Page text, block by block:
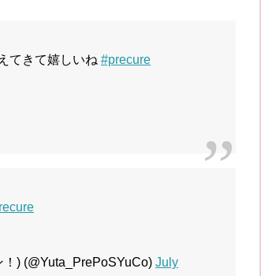
てきて嬉しいね #precure
) (@Yuta_PrePoSYuCo) July